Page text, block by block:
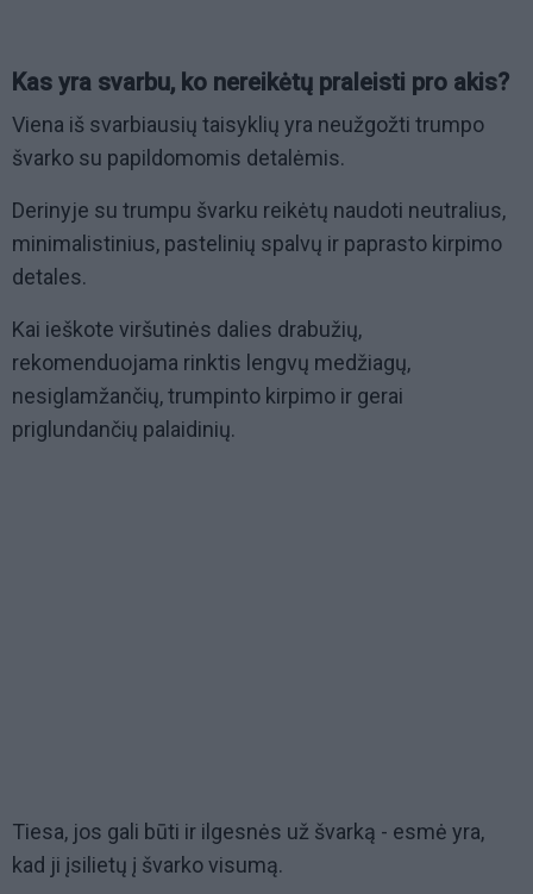
Kas yra svarbu, ko nereikėtų praleisti pro akis?
Viena iš svarbiausių taisyklių yra neužgožti trumpo
švarko su papildomomis detalėmis.
Derinyje su trumpu švarku reikėtų naudoti neutralius,
minimalistinius, pastelinių spalvų ir paprasto kirpimo
detales.
Kai ieškote viršutinės dalies drabužių,
rekomenduojama rinktis lengvų medžiagų,
nesiglamžančių, trumpinto kirpimo ir gerai
priglundančių palaidinių.
Tiesa, jos gali būti ir ilgesnės už švarką - esmė yra,
kad ji įsilietų į švarko visumą.